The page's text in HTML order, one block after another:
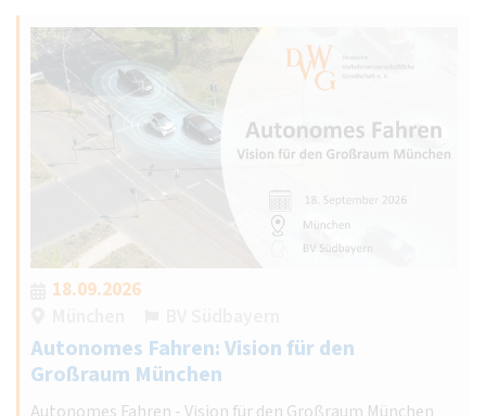
18.09.2026
Autonomes Fahren: Vision für den
Großraum München
Autonomes Fahren - Vision für den Großraum München